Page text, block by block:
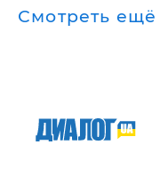
Смотреть ещё